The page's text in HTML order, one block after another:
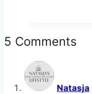
5 Comments
Natasja